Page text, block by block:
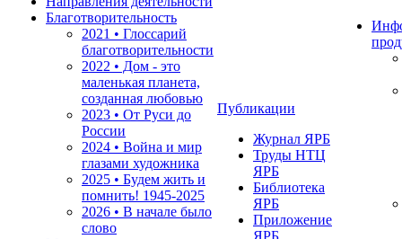
Благотворительность
2021 • Глоссарий
благотворительности
2022 • Дом - это
маленькая планета,
созданная любовью
2023 • От Руси до
России
2024 • Война и мир
глазами художника
2025 • Будем жить и
помнить! 1945-2025
2026 • В начале было
слово
Публикации
Журнал ЯРБ
Труды НТЦ
ЯРБ
Библиотека
ЯРБ
Приложение
ЯРБ